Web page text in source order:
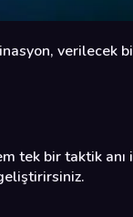
verilecek
tek bir taktik